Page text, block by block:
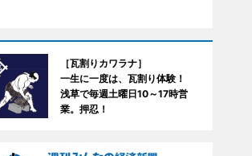
［瓦割りカワラナ］
一生に一度は、瓦割り体験！
浅草で毎週土曜日10～17時営
業。押忍！